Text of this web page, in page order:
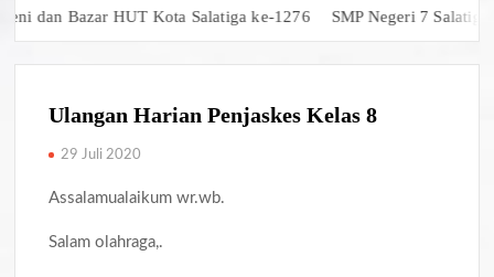
dan Bazar HUT Kota Salatiga ke-1276 SMP Negeri 7 Salatiga
Ulangan Harian Penjaskes Kelas 8
29 Juli 2020
Assalamualaikum wr.wb.
Salam olahraga,.